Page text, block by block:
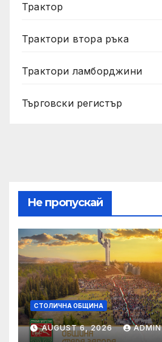
Трактор
Трактори втора ръка
Трактори ламборджини
Търговски регистър
Не пропускай
СТОЛИЧНА ОБЩИНА
AUGUST 6, 2026 ADMIN